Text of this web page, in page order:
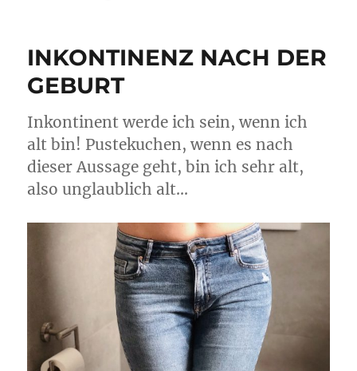
INKONTINENZ NACH DER
GEBURT
Inkontinent werde ich sein, wenn ich
alt bin! Pustekuchen, wenn es nach
dieser Aussage geht, bin ich sehr alt,
also unglaublich alt…